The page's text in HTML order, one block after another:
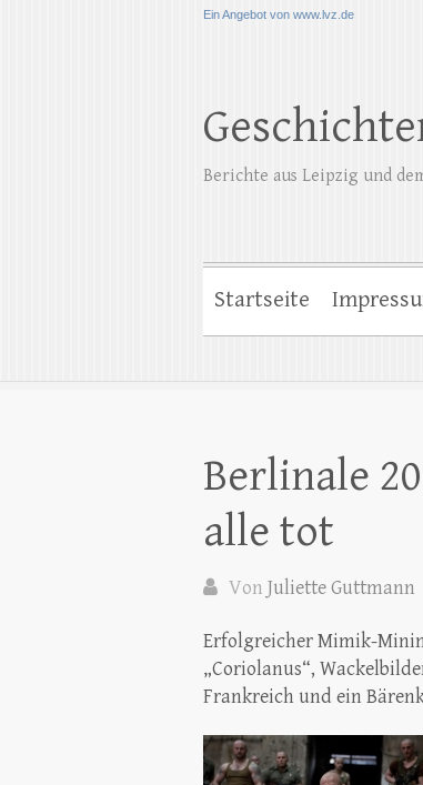
Ein Angebot von www.lvz.de
Berichte aus Leipzig und
Startseite
Berlinale
alle tot
Von Juliette Guttmann
Erfolgreicher Mimik-
„Coriolanus“,
Frankreich und ein